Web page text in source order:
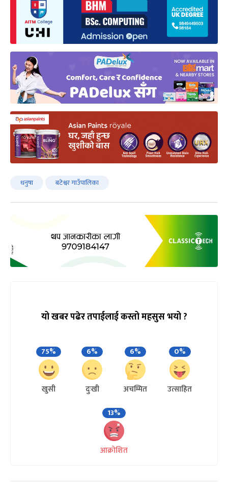
धनुषा बटेश्वर गाउँपालिका
यो खबर पढेर तपाईलाई कस्तो महसुस भयो ?
75%
खुसी
6%
दुःखी
6%
अचम्मित
0%
उत्साहित
13%
आक्रोशित